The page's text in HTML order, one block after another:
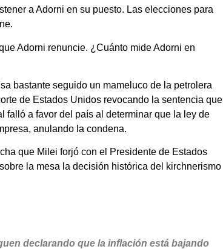
a Adorni en su puesto. Las elecciones para
Adorni renuncie. ¿Cuánto mide Adorni en
bastante seguido un mameluco de la petrolera
de Estados Unidos revocando la sentencia que
falló a favor del país al determinar que la ley de
anulando la condena.
que Milei forjó con el Presidente de Estados
la mesa la decisión histórica del kirchnerismo
declarando que la inflación está bajando